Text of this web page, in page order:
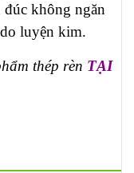
không ngăn
luyện kim.
thép rèn TẠI